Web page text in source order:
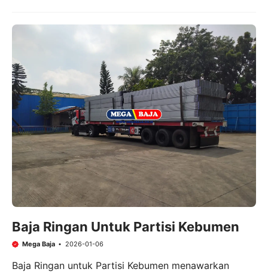
Baja Ringan Untuk Partisi Kebumen
Mega Baja 2026-01-06
Baja Ringan untuk Partisi Kebumen menawarkan